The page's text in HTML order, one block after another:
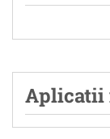
Aplicatii